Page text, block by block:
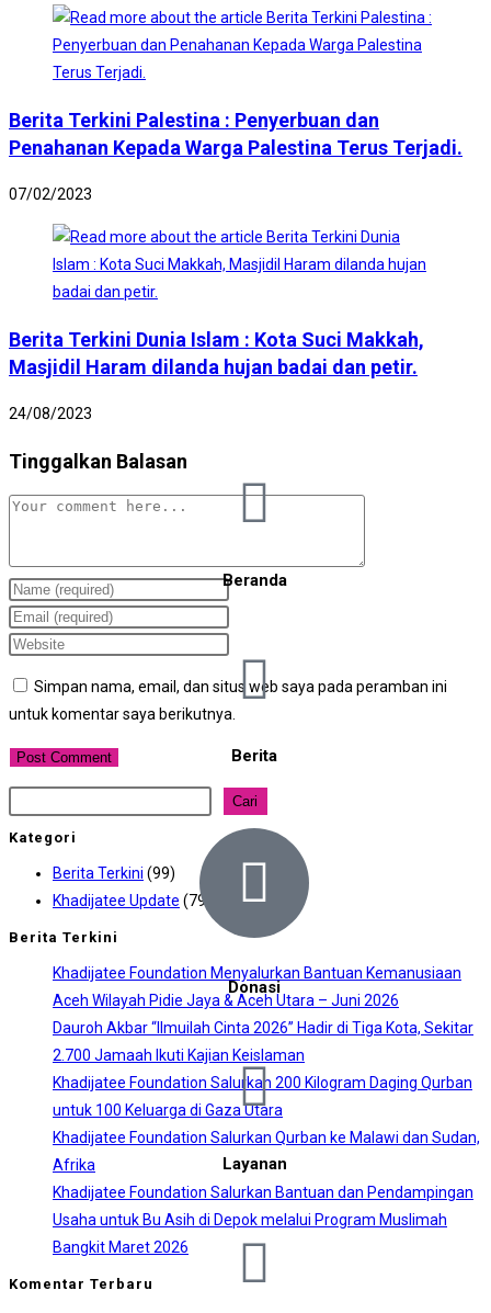
Berita Terkini Palestina : Penyerbuan dan
Penahanan Kepada Warga Palestina Terus Terjadi.
07/02/2023
Berita Terkini Dunia Islam : Kota Suci Makkah,
Masjidil Haram dilanda hujan badai dan petir.
24/08/2023
Tinggalkan Balasan
Simpan nama, email, dan situs web saya pada peramban ini
untuk komentar saya berikutnya.
Cari
Kategori
Berita Terkini (99)
Khadijatee Update (79)
Berita Terkini
Khadijatee Foundation Menyalurkan Bantuan Kemanusiaan
Aceh Wilayah Pidie Jaya & Aceh Utara – Juni 2026
Dauroh Akbar “Ilmuilah Cinta 2026” Hadir di Tiga Kota, Sekitar
2.700 Jamaah Ikuti Kajian Keislaman
Khadijatee Foundation Salurkan 200 Kilogram Daging Qurban
untuk 100 Keluarga di Gaza Utara
Khadijatee Foundation Salurkan Qurban ke Malawi dan Sudan,
Afrika
Khadijatee Foundation Salurkan Bantuan dan Pendampingan
Usaha untuk Bu Asih di Depok melalui Program Muslimah
Bangkit Maret 2026
Komentar Terbaru
Beranda
Berita
Donasi
Layanan